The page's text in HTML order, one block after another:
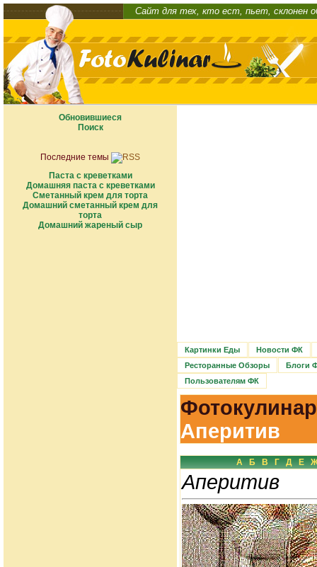
Сайт для тех, кто ест, пьет, склонен
Обновившиеся
Поиск
Последние темы
Паста с креветками
Домашняя паста с креветками
Сметанный крем для торта
Домашний сметанный крем для
торта
Домашний жареный сыр
Картинки Еды
Новости ФК
Ресторанные Обзоры
Блоги
Пользователям ФК
Фотокулинар
Аперитив
А Б В Г Д Е
Аперитив